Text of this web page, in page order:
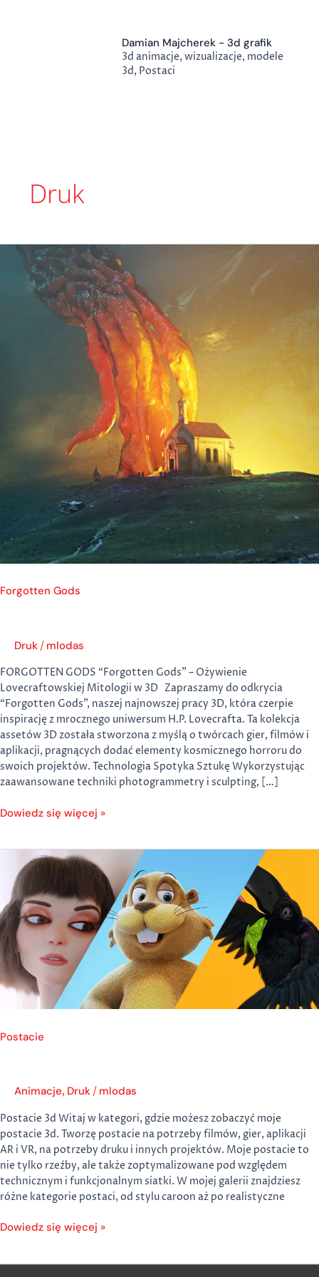
Damian Majcherek - 3d grafik
3d animacje, wizualizacje, modele
3d, Postaci
Druk
Forgotten Gods
Druk / mlodas
FORGOTTEN GODS “Forgotten Gods” – Ożywienie
Lovecraftowskiej Mitologii w 3D Zapraszamy do odkrycia
“Forgotten Gods”, naszej najnowszej pracy 3D, która czerpie
inspirację z mrocznego uniwersum H.P. Lovecrafta. Ta kolekcja
assetów 3D została stworzona z myślą o twórcach gier, filmów i
aplikacji, pragnących dodać elementy kosmicznego horroru do
swoich projektów. Technologia Spotyka Sztukę Wykorzystując
zaawansowane techniki photogrammetry i sculpting, […]
Forgotten
Dowiedz się więcej »
Postacie
Animacje, Druk / mlodas
Postacie 3d Witaj w kategori, gdzie możesz zobaczyć moje
postacie 3d. Tworzę postacie na potrzeby filmów, gier, aplikacji
AR i VR, na potrzeby druku i innych projektów. Moje postacie to
nie tylko rzeźby, ale także zoptymalizowane pod względem
technicznym i funkcjonalnym siatki. W mojej galerii znajdziesz
różne kategorie postaci, od stylu caroon aż po realistyczne
Postacie
Dowiedz się więcej »